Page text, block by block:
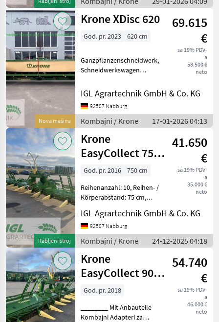
Arbeitsbreiten von 4, 5 bis
10, 50 m Beste
Häckselqualität bei
Nova mašina
Krone XDisc 620
69.615
€
sa 19% PDV-
a
58.500 €
neto
God. pr. 2023 620 cm
Ganzpflanzenschneidwerk,
Schneidwerkswagen
bei 6, 20 m Arbeitsbreite
Weltweit bewährte KRONE
EasyCut Mähwerk-Technik
KRONE SmartCut für saub
IGL Agrartechnik GmbH & Co. KG
92507 Nabburg
Kombajni / Krone 17-01-2026 04:13
Rabljeni stroj
Krone
EasyCollect 750-
3
41.650
€
sa 19% PDV-
a
35.000 €
neto
God. pr. 2016
750 cm
Reihenanzahl: 10, Reihen- /
Körperabstand: 75 cm,
automatische
Schneidwerksführung
(Autocontour...) ________
Tip hedera/ adaptera:
Adapter za ku
IGL Agrartechnik GmbH & Co. KG
92507 Nabburg
Kombajni / Krone 24-12-2025 04:18
Krone
EasyCollect 900-
3
54.740
€
sa 19% PDV-
a
46.000 €
neto
God. pr. 2018
________ Mit Anbauteile
Kombajni Adapteri za